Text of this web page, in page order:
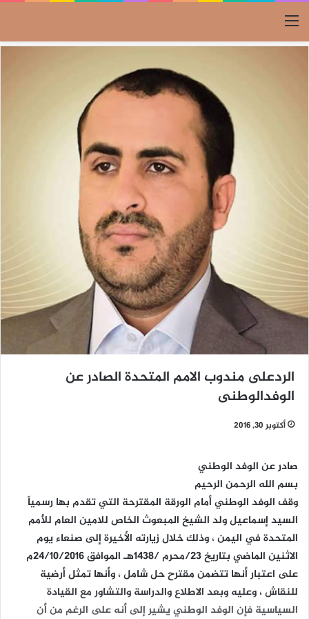
القائمة
الردعلى مندوب الامم المتحدة الصادر عن
الوفدالوطنى
أكتوبر 30, 2016
صادر عن الوفد الوطني
بسم الله الرحمن الرحيم
وقف الوفد الوطني أمام الورقة المقترحة التي تقدم بها رسمياً
السيد إسماعيل ولد الشيخ المبعوث الخاص للامين العام للأمم
المتحدة في اليمن ، وذلك خلال زيارته الأخيرة إلى صنعاء يوم
الاثنين الماضي بتاريخ 23/محرم /1438هـ الموافق 24/10/2016م
على اعتبار أنها تتضمن مقترح حل شامل ، وأنها تمثل أرضية
للنقاش ، وعليه وبعد الاطلاع والدراسة والتشاور مع القيادة
السياسية فإن الوفد الوطني يشير إلى أنه على الرغم من أن